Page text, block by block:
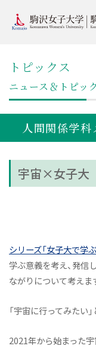
トピックス
ニュース＆トピッ
宇宙×女子大
シリーズ「女子大で学ぶ
学ぶ意義を考え、発信
ながりについて考えま
「宇宙に行ってみたい
2021年から始まった
人間関係学科
駒女生の日常 教員アカウント
キャリアアッ
カリキュラム
出張授業
教員紹介
化学類 人間